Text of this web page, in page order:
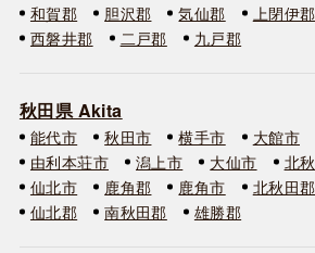
和賀郡
胆沢郡 気仙郡 上閉伊郡
西磐井郡
二戸郡 九戸郡
秋田県 Akita
能代市 秋田市 横手市 大館市
由利本荘市
潟上市 大仙市 北
仙北市
鹿角郡 鹿角市 北秋田郡
仙北郡
南秋田郡 雄勝郡